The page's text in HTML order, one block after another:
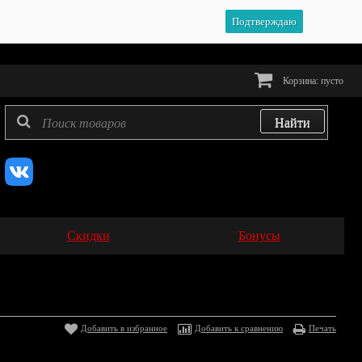
Подтверждаю
Корзина: пусто
Скидки Бонусы
Добавить в избранное Добавить к сравнению Печать